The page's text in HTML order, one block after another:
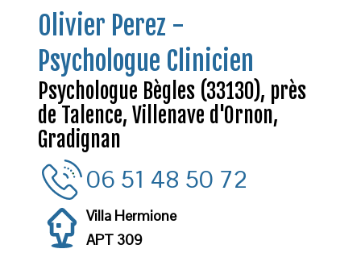
Olivier Perez -
Psychologue Clinicien
Psychologue Bègles (33130), près
de Talence, Villenave d'Ornon,
Gradignan
06 51 48 50 72
Villa Hermione
APT 309